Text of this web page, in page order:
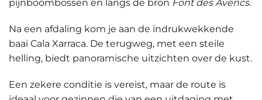
pijnboombossen en langs de bron Font des Avencs.
Na een afdaling kom je aan de indrukwekkende
baai Cala Xarraca. De terugweg, met een steile
helling, biedt panoramische uitzichten over de kust.
Een zekere conditie is vereist, maar de route is